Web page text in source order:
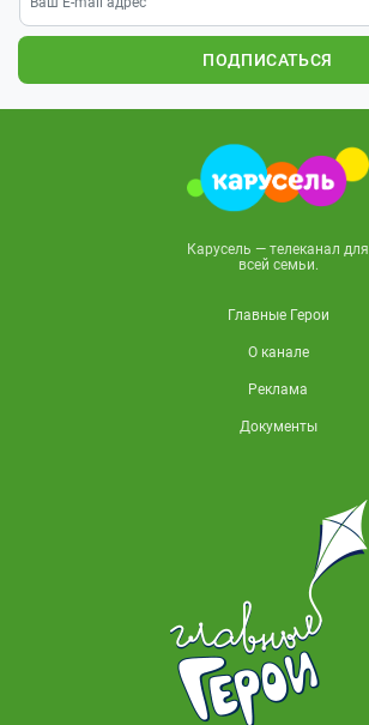
ПОДПИСАТЬСЯ
Карусель — телеканал для
всей семьи.
Главные Герои
О канале
Реклама
Документы